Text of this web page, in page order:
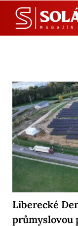
Liberecké
průmyslovou